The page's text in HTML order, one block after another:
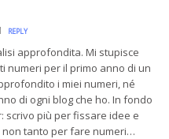
REPLY
approfondita. Mi stupisce
numeri per il primo anno di un
i miei numeri, né
di ogni blog che ho. In fondo
scrivo più per fissare idee e
tanto per fare numeri…